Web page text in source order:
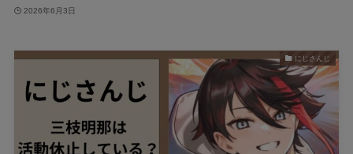
2026年6月3日
にじさんじ